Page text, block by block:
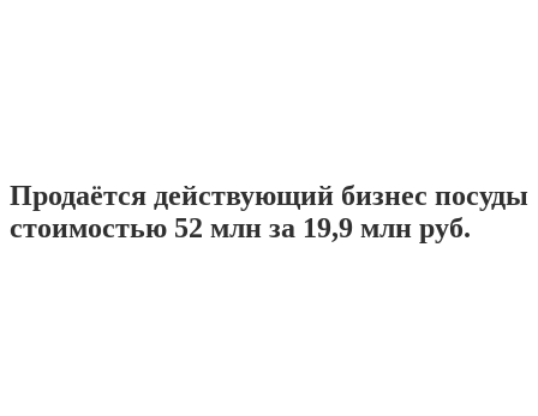
Продаётся действующий бизнес посуды
стоимостью 52 млн за 19,9 млн руб.